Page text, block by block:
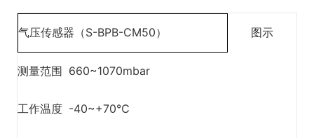
气压传感器（S-BPB-CM50） 图示
测量范围 660~1070mbar
工作温度 -40~+70℃